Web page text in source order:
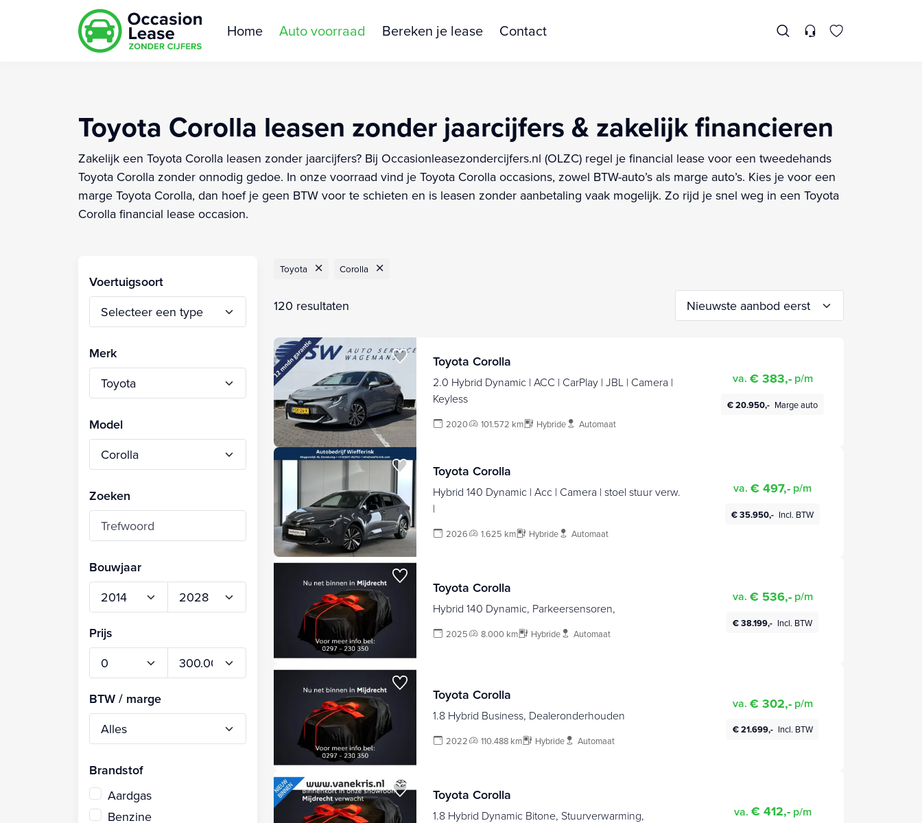
Home Auto voorraad Bereken je lease Contact
Toyota Corolla leasen zonder jaarcijfers & zakelijk financieren
Zakelijk een Toyota Corolla leasen zonder jaarcijfers? Bij Occasionleasezondercijfers.nl (OLZC) regel je financial lease voor een tweedehands
Toyota Corolla zonder onnodig gedoe. In onze voorraad vind je Toyota Corolla occasions, zowel BTW-auto’s als marge auto’s. Kies je voor een
marge Toyota Corolla, dan hoef je geen BTW voor te schieten en is leasen zonder aanbetaling vaak mogelijk. Zo rijd je snel weg in een Toyota
Corolla financial lease occasion.
Voertuigsoort
Merk
Model
Zoeken
Bouwjaar
Prijs
BTW / marge
Brandstof
Aardgas
Benzine
Toyota Corolla
120 resultaten
Toyota Corolla
2.0 Hybrid Dynamic | ACC | CarPlay | JBL | Camera |
Keyless
2020 101.572 km Hybride Automaat
va. € 383,- p/m
€ 20.950,- Marge auto
Toyota Corolla
Hybrid 140 Dynamic | Acc | Camera | stoel stuur verw.
|
2026 1.625 km Hybride Automaat
va. € 497,- p/m
€ 35.950,- Incl. BTW
Toyota Corolla
Hybrid 140 Dynamic, Parkeersensoren,
2025 8.000 km Hybride Automaat
va. € 536,- p/m
€ 38.199,- Incl. BTW
Toyota Corolla
1.8 Hybrid Business, Dealeronderhouden
2022 110.488 km Hybride Automaat
va. € 302,- p/m
€ 21.699,- Incl. BTW
Toyota Corolla
1.8 Hybrid Dynamic Bitone, Stuurverwarming,
va. € 412,- p/m